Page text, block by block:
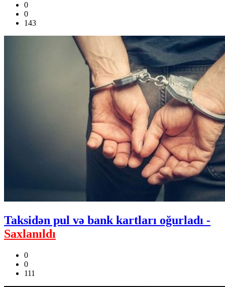
0
0
143
Taksidən pul və bank kartları oğurladı -
Saxlanıldı
0
0
111